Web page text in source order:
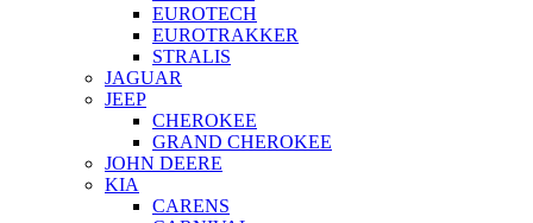
EUROTECH
EUROTRAKKER
STRALIS
JAGUAR
JEEP
CHEROKEE
GRAND CHEROKEE
JOHN DEERE
KIA
CARENS